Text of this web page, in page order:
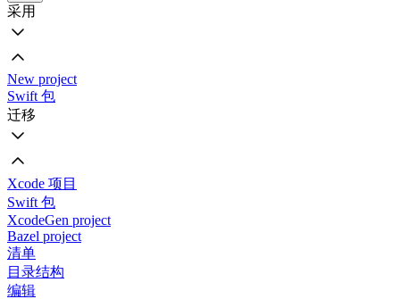
采用
New project
Swift 包
迁移
Xcode 项目
Swift 包
XcodeGen project
Bazel project
清单
目录结构
编辑